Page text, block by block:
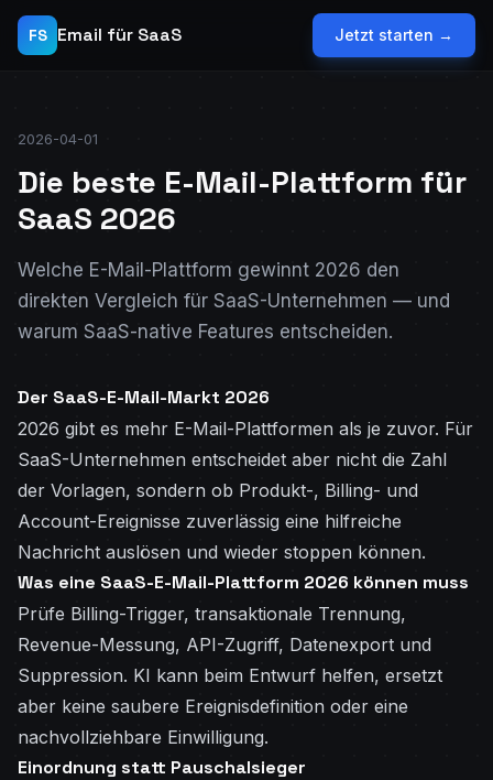
FS Email für SaaS Jetzt starten →
2026-04-01
Die beste E-Mail-Plattform für
SaaS 2026
Welche E-Mail-Plattform gewinnt 2026 den
direkten Vergleich für SaaS-Unternehmen — und
warum SaaS-native Features entscheiden.
Der SaaS-E-Mail-Markt 2026
2026 gibt es mehr E-Mail-Plattformen als je zuvor. Für
SaaS-Unternehmen entscheidet aber nicht die Zahl
der Vorlagen, sondern ob Produkt-, Billing- und
Account-Ereignisse zuverlässig eine hilfreiche
Nachricht auslösen und wieder stoppen können.
Was eine SaaS-E-Mail-Plattform 2026 können muss
Prüfe Billing-Trigger, transaktionale Trennung,
Revenue-Messung, API-Zugriff, Datenexport und
Suppression. KI kann beim Entwurf helfen, ersetzt
aber keine saubere Ereignisdefinition oder eine
nachvollziehbare Einwilligung.
Einordnung statt Pauschalsieger